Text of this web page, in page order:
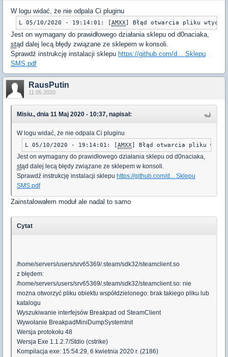
W logu widać, że nie odpala Ci pluginu
L 05/10/2020 - 19:14:01: [AMXX] Błąd otwarcia pliku
Jest on wymagany do prawidłowego działania sklepu od d0naciaka,
stąd dalej lecą błędy związane ze sklepem w konsoli.
Sprawdź instrukcję instalacji sklepu https://github.com/d... Sklepu
SMS.pdf
RausPutin
11.05.2020
Misiu., dnia 11 Maj 2020 - 10:37, napisał:
W logu widać, że nie odpala Ci pluginu
L 05/10/2020 - 19:14:01: [AMXX] Błąd otwarcia pliku
Jest on wymagany do prawidłowego działania sklepu od d0naciaka,
stąd dalej lecą błędy związane ze sklepem w konsoli.
Sprawdź instrukcję instalacji sklepu https://github.com/d... Sklepu
SMS.pdf
Zainstalowałem moduł ale nadal to samo
Cytat
/home/servers/users/srv65369/.steam/sdk32/steamclient.so
z błędem:
/home/servers/users/srv65369/.steam/sdk32/steamclient.so: nie
można otworzyć pliku obiektu współdzielonego: brak takiego pliku lub
katalogu
Wyszukiwanie interfejsów Breakpad od SteamClient
Wywołanie BreakpadMiniDumpSystemInit
Wersja protokołu 48
Wersja Exe 1.1.2.7/Stdio (cstrike)
Kompilacja exe: 15:54:29, 6 kwietnia 2020 r. (2186)